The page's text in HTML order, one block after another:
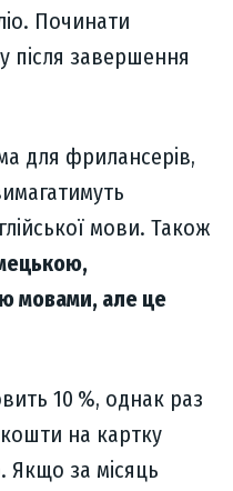
Починати
завершення
для фрилансерів,
мови. Також
мовами, але це
10 %, однак раз
на картку
за місяць